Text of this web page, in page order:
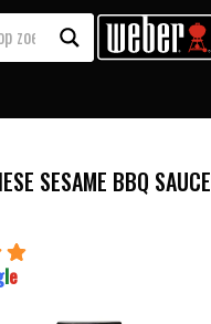
SESAME BBQ SAUCE
le